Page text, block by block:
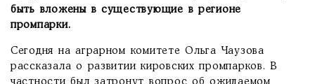
быть вложены в существующие в регионе
промпарки.
Сегодня на аграрном комитете Ольга Чаузова
рассказала о развитии кировских промпарков. В
частности был затронут вопрос об ожидаемом